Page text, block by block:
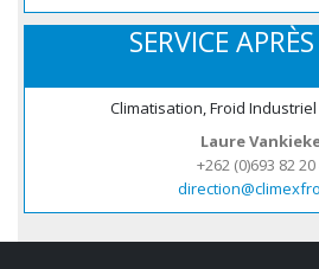
SERVICE
Climatisation, Froid
Laure
+262 (0)693 82 20